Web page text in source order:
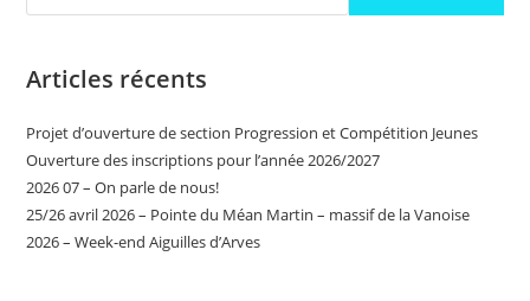
Articles récents
Projet d’ouverture de section Progression et Compétition Jeunes
Ouverture des inscriptions pour l’année 2026/2027
2026 07 – On parle de nous!
25/26 avril 2026 – Pointe du Méan Martin – massif de la Vanoise
2026 – Week-end Aiguilles d’Arves